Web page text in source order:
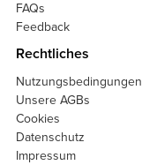
FAQs
Feedback
Rechtliches
Nutzungsbedingungen
Unsere AGBs
Cookies
Datenschutz
Impressum